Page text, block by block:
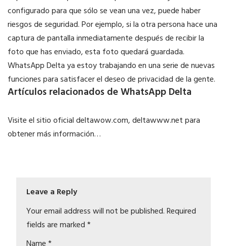
configurado para que sólo se vean una vez, puede haber
riesgos de seguridad. Por ejemplo, si la otra persona hace una
captura de pantalla inmediatamente después de recibir la
foto que has enviado, esta foto quedará guardada.
WhatsApp Delta ya estoy trabajando en una serie de nuevas
funciones para satisfacer el deseo de privacidad de la gente.
Artículos relacionados de WhatsApp Delta
Visite el sitio oficial deltawow.com, deltawww.net para
obtener más información…
Leave a Reply
Your email address will not be published.Required
fields are marked*